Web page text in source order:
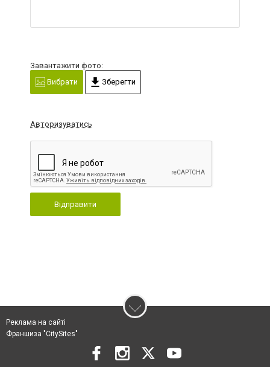
Завантажити фото:
Вибрати
Зберегти
Авторизуватись
Відправити
Реклама на сайті
Франшиза "CitySites"